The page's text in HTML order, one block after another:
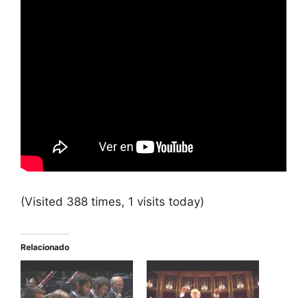
(Visited 388 times, 1 visits today)
Relacionado